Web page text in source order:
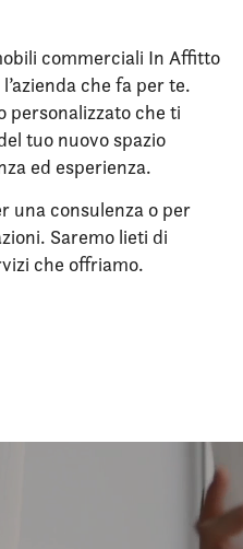
commerciali In Affitto
che fa per te.
personalizzato che ti
tuo nuovo spazio
ed esperienza.
una consulenza o per
Saremo lieti di
che offriamo.